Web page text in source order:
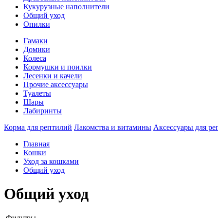
Кукурузные наполнители
Общий уход
Опилки
Гамаки
Домики
Колеса
Кормушки и поилки
Лесенки и качели
Прочие аксессуары
Туалеты
Шары
Лабиринты
Корма для рептилий Лакомства и витамины Аксессуары для
Главная
Кошки
Уход за кошками
Общий уход
Общий уход